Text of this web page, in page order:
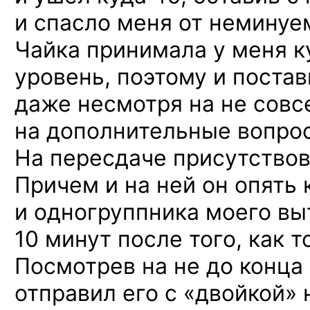
и спасло меня от
Чайка принимала у меня
уровень, поэтому и
даже несмотря на не
на дополнительные
На пересдаче
Причем и на ней он опять
и одногруппника моего
10 минут после того, как
Посмотрев на не до конца
отправил его с «двойкой»